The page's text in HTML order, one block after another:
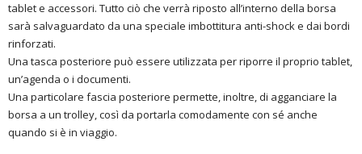
tablet e accessori. Tutto ciò che verrà riposto all’interno della borsa
sarà salvaguardato da una speciale imbottitura anti-shock e dai bordi
rinforzati.
Una tasca posteriore può essere utilizzata per riporre il proprio tablet,
un’agenda o i documenti.
Una particolare fascia posteriore permette, inoltre, di agganciare la
borsa a un trolley, così da portarla comodamente con sé anche
quando si è in viaggio.